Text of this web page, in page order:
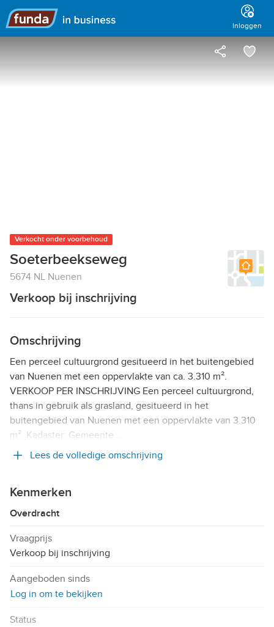
Hoofdmenu
Inloggen
Verkocht onder voorbehoud
Soeterbeekseweg
5674 NL Nuenen
Verkoop bij inschrijving
Omschrijving
Een perceel cultuurgrond gesitueerd in het buitengebied
van Nuenen met een oppervlakte van ca. 3.310 m².
VERKOOP PER INSCHRIJVING Een perceel cultuurgrond,
thans in gebruik als grasland, gesitueerd in het
buitengebied van Nuenen met een oppervlakte van 3.310
m². Kadaster: Gemeente …
Lees de volledige omschrijving
Kenmerken
Overdracht
Vraagprijs
Verkoop bij inschrijving
Aangeboden sinds
Log in om te bekijken
Status